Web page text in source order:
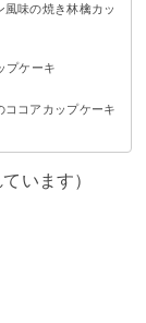
風味の焼き林檎カッ
プケーキ
ココアカップケーキ
います）